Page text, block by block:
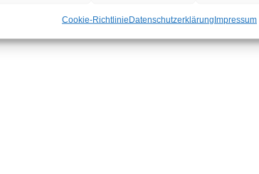
Cookie-RichtlinieDatenschutzerklärungImpressum